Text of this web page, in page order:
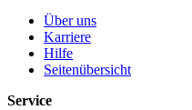
Über uns
Karriere
Hilfe
Seitenübersicht
Service